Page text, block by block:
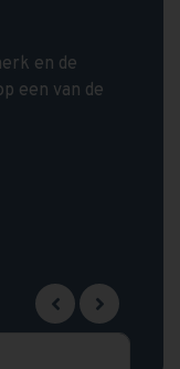
en de
een van de